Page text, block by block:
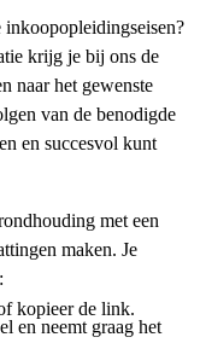
inkoopopleidingseisen?
krijg je bij ons de
naar het gewenste
van de benodigde
en succesvol kunt
met een
maken. Je
en neemt graag het
kopieer de link.